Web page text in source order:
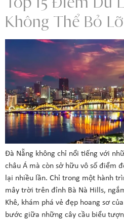
Không Thể Bỏ Lỡ
Đà Nẵng không chỉ nổi tiếng với
châu Á mà còn sở hữu vô số điểm
lại nhiều lần. Chỉ trong một hành
mây trời trên đỉnh Bà Nà Hills,
Khê, khám phá vẻ đẹp hoang sơ
bước giữa những cây cầu biểu